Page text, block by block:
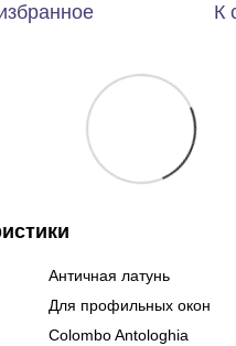
К
Античная латунь
Для профильных окон
Colombo Antologhia